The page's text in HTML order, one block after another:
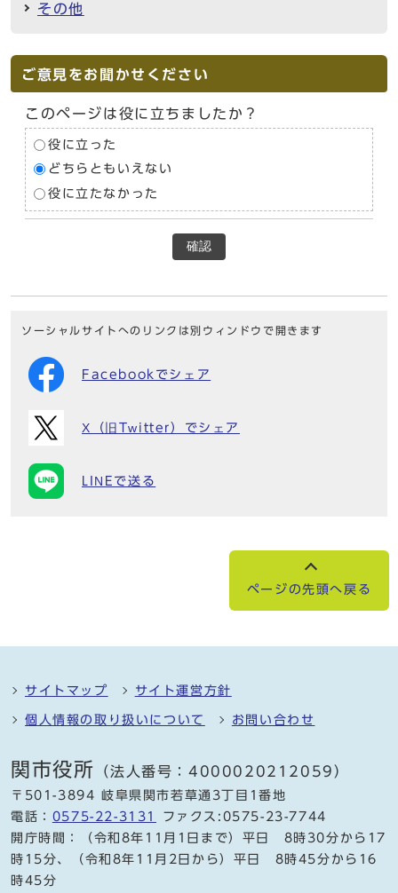
その他
ご意見をお聞かせください
このページは役に立ちましたか？
役に立った
どちらともいえない
役に立たなかった
確認
ソーシャルサイトへのリンクは別ウィンドウで開きます
Facebookでシェア
X（旧Twitter）でシェア
LINEで送る
ページの先頭へ戻る
サイトマップ サイト運営方針
個人情報の取り扱いについて お問い合わせ
関市役所 （法人番号：4000020212059）
〒501-3894 岐阜県関市若草通3丁目1番地
電話： 0575-22-3131
ファクス:0575-23-7744
開庁時間：（令和8年11月1日まで）平日 8時30分から17
時15分、（令和8年11月2日から）平日 8時45分から16
時45分